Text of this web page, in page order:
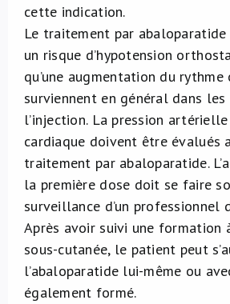
cette indication.
Le traitement par
un risque d’hypotension
qu’une augmentation du rythme
surviennent en général dans
l’injection. La pression
cardiaque doivent être évalués
traitement par abaloparatide.
la première dose doit se faire
surveillance d’un professionnel
Après avoir suivi une formation
sous-cutanée, le patient peut
l’abaloparatide lui-même ou
également formé.